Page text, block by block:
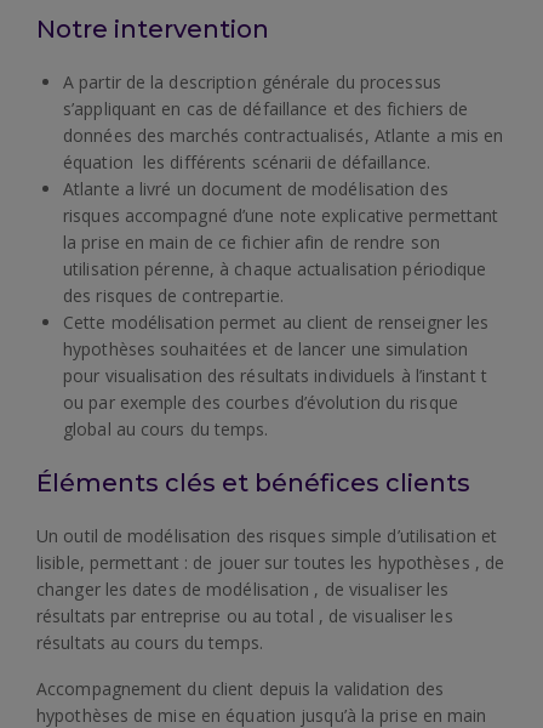
Notre intervention
A partir de la description générale du processus
s’appliquant en cas de défaillance et des fichiers de
données des marchés contractualisés, Atlante a mis en
équation les différents scénarii de défaillance.
Atlante a livré un document de modélisation des
risques accompagné d’une note explicative permettant
la prise en main de ce fichier afin de rendre son
utilisation pérenne, à chaque actualisation périodique
des risques de contrepartie.
Cette modélisation permet au client de renseigner les
hypothèses souhaitées et de lancer une simulation
pour visualisation des résultats individuels à l’instant t
ou par exemple des courbes d’évolution du risque
global au cours du temps.
Éléments clés et bénéfices clients
Un outil de modélisation des risques simple d’utilisation et
lisible, permettant : de jouer sur toutes les hypothèses , de
changer les dates de modélisation , de visualiser les
résultats par entreprise ou au total , de visualiser les
résultats au cours du temps.
Accompagnement du client depuis la validation des
hypothèses de mise en équation jusqu’à la prise en main